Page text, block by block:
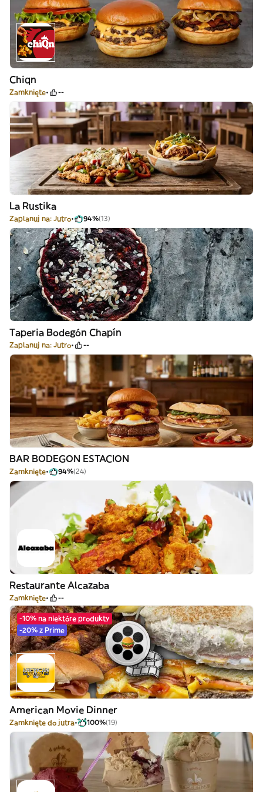
Chiqn
Zamknięte --
La Rustika
Zaplanuj na: Jutro 94%(13)
Taperia Bodegón Chapín
Zaplanuj na: Jutro --
BAR BODEGON ESTACION
Zamknięte 94%(24)
Restaurante Alcazaba
Zamknięte --
-10% na niektóre produkty
-20% z Prime
American Movie Dinner
Zamknięte do jutra 100%(19)